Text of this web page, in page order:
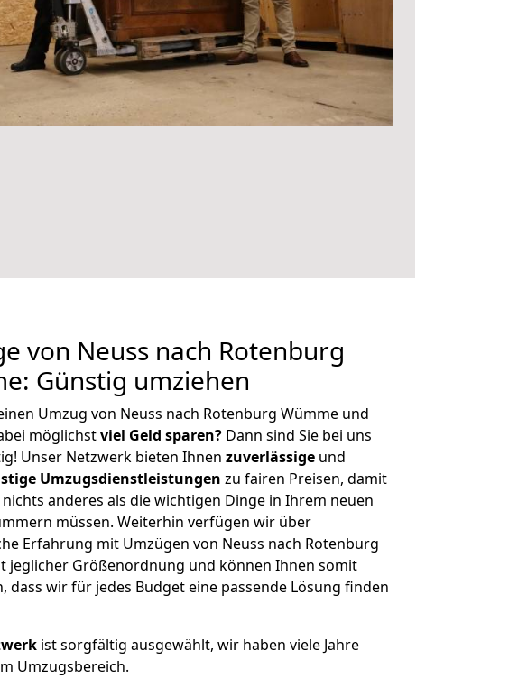
von Neuss nach Rotenburg
Günstig umziehen
Umzug von Neuss nach Rotenburg Wümme und
möglichstviel Geld sparen? Dann sind Sie bei uns
Unser Netzwerk bieten Ihnen zuverlässige und
Umzugsdienstleistungen zu fairen Preisen, damit
nichts anderes als die wichtigen Dinge in Ihrem neuen
müssen. Weiterhin verfügen wir über
Erfahrung mit Umzügen von Neuss nach Rotenburg
jeglicher Größenordnung und können Ihnen somit
dass wir für jedes Budget eine passende Lösung finden
ist sorgfältig ausgewählt, wir haben viele Jahre
Umzugsbereich.